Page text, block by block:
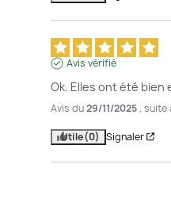
Avis vérifié
Ok. Elles ont été bien
Avis du29/11/2025, suite
Utile(0) Signaler